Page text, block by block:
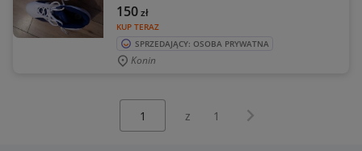
KUP TERAZ
150zł
SPRZEDAJĄCY: OSOBA PRYWATNA
Konin
z 1 Następna strona